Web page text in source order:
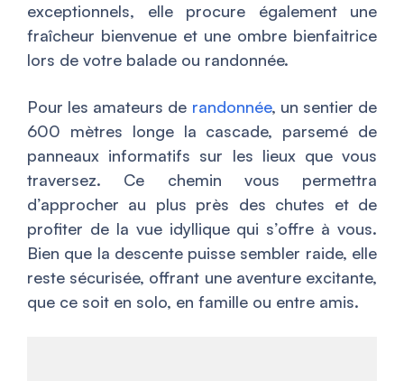
exceptionnels, elle procure également une
fraîcheur bienvenue et une ombre bienfaitrice
lors de votre balade ou randonnée.
Pour les amateurs de randonnée, un sentier de
600 mètres longe la cascade, parsemé de
panneaux informatifs sur les lieux que vous
traversez. Ce chemin vous permettra
d’approcher au plus près des chutes et de
profiter de la vue idyllique qui s’offre à vous.
Bien que la descente puisse sembler raide, elle
reste sécurisée, offrant une aventure excitante,
que ce soit en solo, en famille ou entre amis.